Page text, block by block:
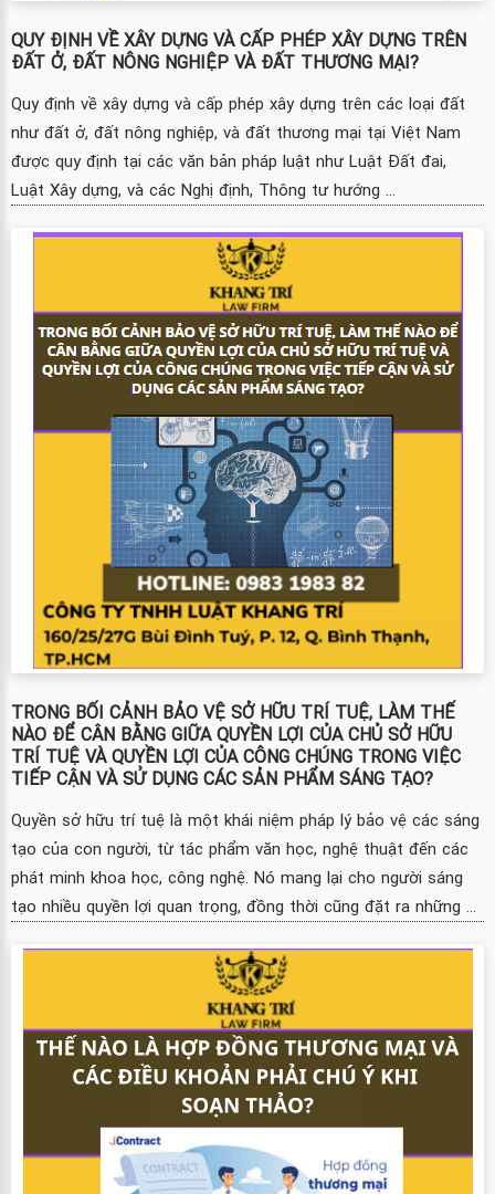
QUY ĐỊNH VỀ XÂY DỰNG VÀ CẤP PHÉP XÂY DỰNG TRÊN
ĐẤT Ở, ĐẤT NÔNG NGHIỆP VÀ ĐẤT THƯƠNG MẠI?
Quy định về xây dựng và cấp phép xây dựng trên các loại đất
như đất ở, đất nông nghiệp, và đất thương mại tại Việt Nam
được quy định tại các văn bản pháp luật như Luật Đất đai,
Luật Xây dựng, và các Nghị định, Thông tư hướng ...
TRONG BỐI CẢNH BẢO VỆ SỞ HỮU TRÍ TUỆ, LÀM THẾ
NÀO ĐỂ CÂN BẰNG GIỮA QUYỀN LỢI CỦA CHỦ SỞ HỮU
TRÍ TUỆ VÀ QUYỀN LỢI CỦA CÔNG CHÚNG TRONG VIỆC
TIẾP CẬN VÀ SỬ DỤNG CÁC SẢN PHẨM SÁNG TẠO?
Quyền sở hữu trí tuệ là một khái niệm pháp lý bảo vệ các sáng
tạo của con người, từ tác phẩm văn học, nghệ thuật đến các
phát minh khoa học, công nghệ. Nó mang lại cho người sáng
tạo nhiều quyền lợi quan trọng, đồng thời cũng đặt ra những ...